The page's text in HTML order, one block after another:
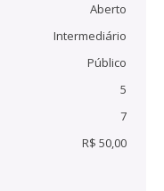
Aberto
Intermediário
Público
5
7
R$ 50,00